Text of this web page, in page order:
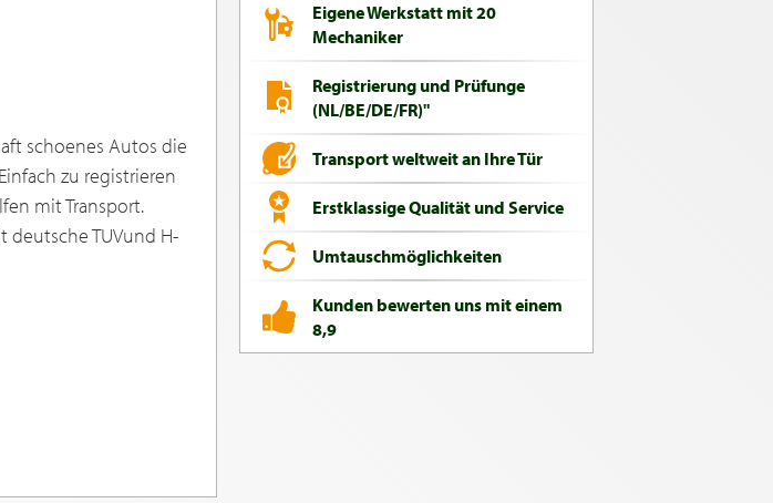
schoenes Autos die
zu registrieren
mit Transport.
deutsche TUVund H-
Eigene Werkstatt mit 20
Mechaniker
Registrierung und Prüfunge
(NL/BE/DE/FR)"
Transport weltweit an Ihre Tür
Erstklassige Qualität und Service
Umtauschmöglichkeiten
Kunden bewerten uns mit einem
8,9